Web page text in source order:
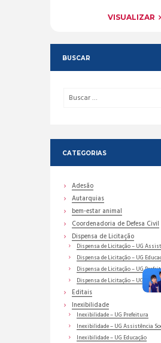
VISUALIZAR
BUSCAR
CATEGORIAS
Adesão
Autarquias
bem-estar animal
Coordenadoria de Defesa Civil
Dispensa de Licitação
Dispensa de Licitação – UG
Dispensa de Licitação – UG
Dispensa de Licitação – UG
Dispensa de Licitação – UG Saúde
Editais
Inexibilidade
Inexibilidade – UG Prefeitura
Inexibilidade – UG Assistência
Inexibilidade – UG Educação